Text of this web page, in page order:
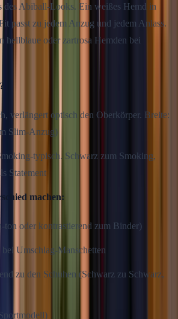
des Abiball-Looks. Ein weißes Hemd in
passt zu jedem Anzug und jedem Anlass.
hellblaue oder zartrosa Hemden bei
verlängert optisch den Oberkörper. Breite:
Slim-Anzug)
typisch. Schwarz zum Smoking,
Statement
machen:
ton oder kontrastierend zum Binder)
Umschlag-Manschetten
zu den Schuhen (Schwarz zu Schwarz,